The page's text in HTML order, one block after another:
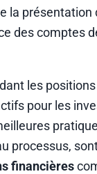
la présentation
des comptes
les
pour les
processus,
financières